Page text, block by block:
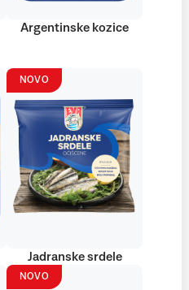
Argentinske kozice
NOVO
Jadranske srdele
NOVO